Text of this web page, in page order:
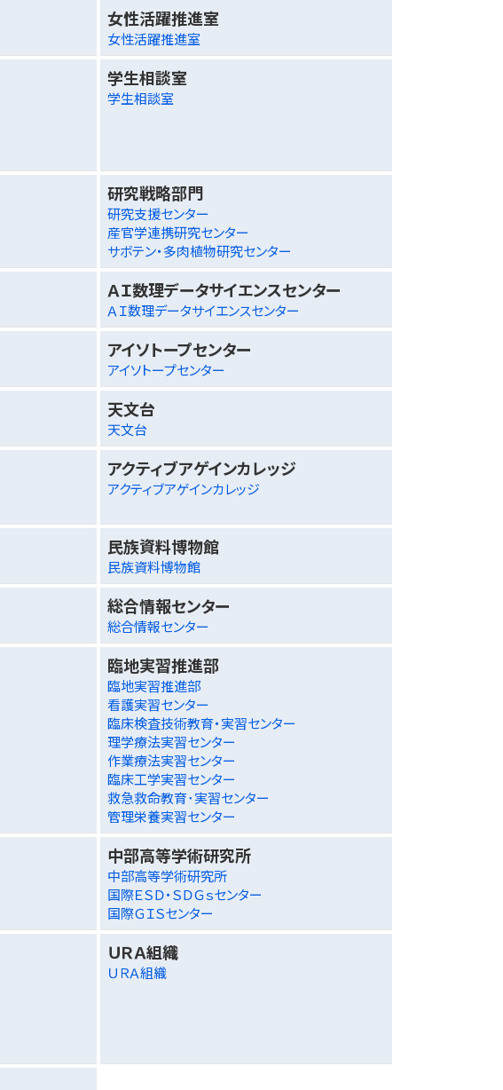
女性活躍推進室
女性活躍推進室
学生相談室
学生相談室
研究戦略部門
研究支援センター
産官学連携研究センター
サボテン・多肉植物研究センター
ＡＩ数理データサイエンスセンター
ＡＩ数理データサイエンスセンター
アイソトープセンター
アイソトープセンター
天文台
天文台
アクティブアゲインカレッジ
アクティブアゲインカレッジ
民族資料博物館
民族資料博物館
総合情報センター
総合情報センター
臨地実習推進部
臨地実習推進部
看護実習センター
臨床検査技術教育・実習センター
理学療法実習センター
作業療法実習センター
臨床工学実習センター
救急救命教育･実習センター
管理栄養実習センター
中部高等学術研究所
中部高等学術研究所
国際ＥＳＤ・ＳＤＧｓセンター
国際ＧＩＳセンター
ＵＲＡ組織
ＵＲＡ組織